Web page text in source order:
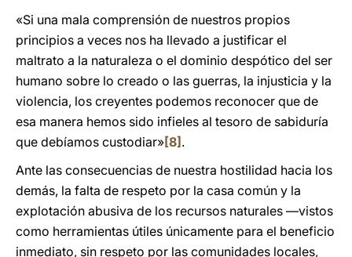
«Si una mala comprensión de nuestros propios
principios a veces nos ha llevado a justificar el
maltrato a la naturaleza o el dominio despótico del ser
humano sobre lo creado o las guerras, la injusticia y la
violencia, los creyentes podemos reconocer que de
esa manera hemos sido infieles al tesoro de sabiduría
que debíamos custodiar»[8] .
Ante las consecuencias de nuestra hostilidad hacia los
demás, la falta de respeto por la casa común y la
explotación abusiva de los recursos naturales —vistos
como herramientas útiles únicamente para el beneficio
inmediato, sin respeto por las comunidades locales,